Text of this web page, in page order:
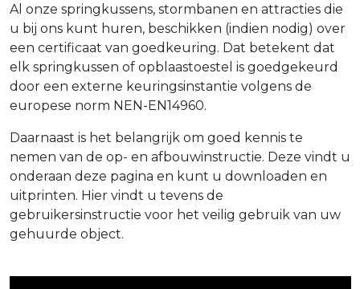
Al onze springkussens, stormbanen en attracties die
u bij ons kunt huren, beschikken (indien nodig) over
een certificaat van goedkeuring. Dat betekent dat
elk springkussen of opblaastoestel is goedgekeurd
door een externe keuringsinstantie volgens de
europese norm NEN-EN14960.
Daarnaast is het belangrijk om goed kennis te
nemen van de op- en afbouwinstructie. Deze vindt u
onderaan deze pagina en kunt u downloaden en
uitprinten. Hier vindt u tevens de
gebruikersinstructie voor het veilig gebruik van uw
gehuurde object.